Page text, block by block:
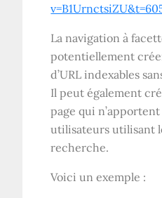
v=B1UrnctsiZU&
La navigation à
potentiellement
d’URL indexables
Il peut également
page qui
utilisateurs utilisant
recherche.
Voici un exemple :